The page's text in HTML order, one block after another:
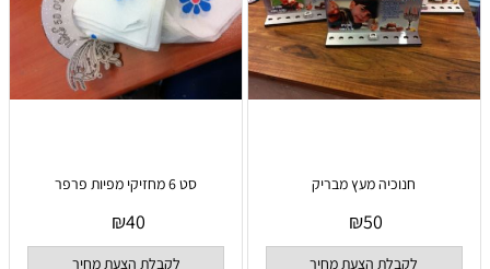
חנוכיה מעץ מבריק
₪50
לקבלת הצעת מחיר
סט 6 מחזיקי מפיות פרפר
₪40
לקבלת הצעת מחיר